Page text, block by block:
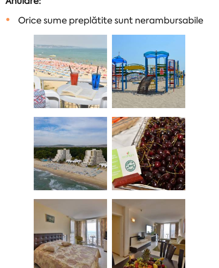
Orice sume preplătite sunt nerambursabile